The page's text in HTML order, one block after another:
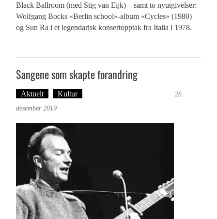
Black Ballroom (med Stig van Eijk) – samt to nyutgivelser:
Wolfgang Bocks «Berlin school»-album «Cycles» (1980)
og Sun Ra i et legendarisk konsertopptak fra Italia i 1978.
Sangene som skapte forandring
Aktuelt Kultur
26.
desember 2019